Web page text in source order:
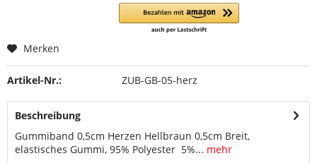
Merken
Artikel-Nr.: ZUB-GB-05-herz
Beschreibung
Gummiband 0,5cm Herzen Hellbraun 0,5cm Breit,
elastisches Gummi, 95% Polyester 5%... mehr